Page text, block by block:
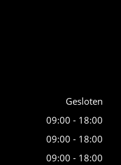
Gesloten
09:00 - 18:00
09:00 - 18:00
09:00 - 18:00